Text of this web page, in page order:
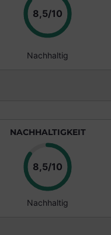
8,5/10 Punkte
Nachhaltig
NACHHALTIGKEIT
8,5/10 Punkte
Nachhaltig